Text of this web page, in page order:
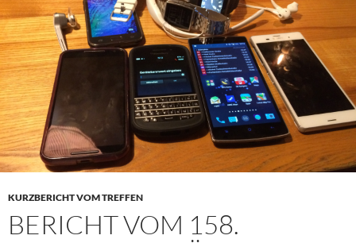
KURZBERICHT VOM TREFFEN
BERICHT VOM 158.